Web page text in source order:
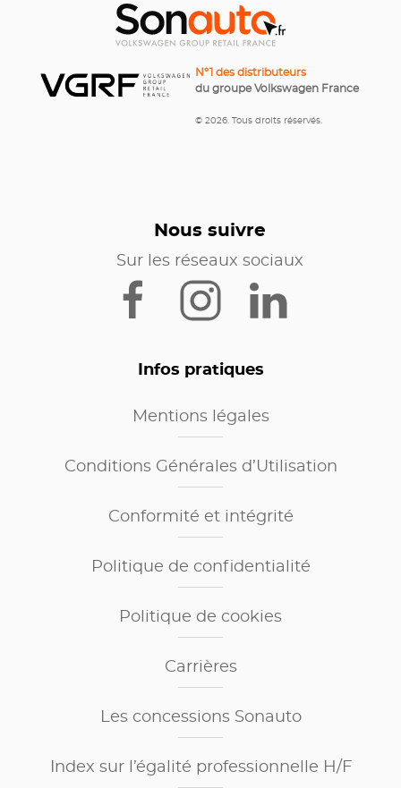
N°1 des distributeurs
du groupe Volkswagen France
© 2026. Tous droits réservés.
Nous suivre
Sur les réseaux sociaux
Infos pratiques
Mentions légales
Conditions Générales d’Utilisation
Conformité et intégrité
Politique de confidentialité
Politique de cookies
Carrières
Les concessions Sonauto
Index sur l’égalité professionnelle H/F